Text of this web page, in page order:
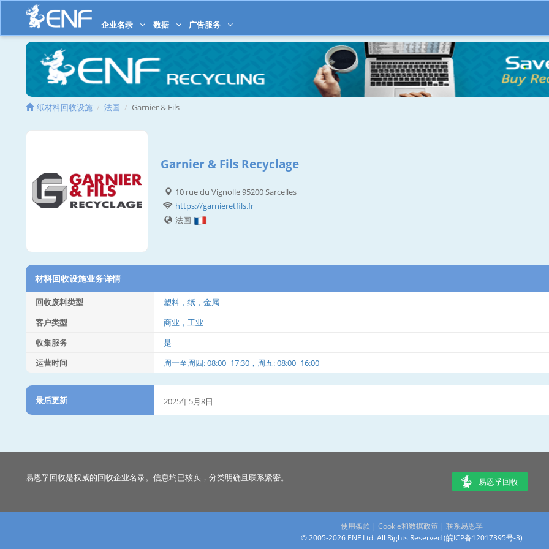
企业名录 数据 广告服务
纸材料回收设施 法国 Garnier & Fils
Garnier & Fils Recyclage
10 rue du Vignolle 95200 Sarcelles
https://garnieretfils.fr
法国
材料回收设施业务详情
回收废料类型
塑料，纸，金属
客户类型
商业，工业
收集服务
是
运营时间
周一至周四: 08:00~17:30，周五: 08:00~16:00
最后更新 2025年5月8日
易恩孚回收是权威的回收企业名录。信息均已核实，分类明确且联系紧密。 易恩孚回收
使用条款 | Cookie和数据政策 | 联系易恩孚
© 2005-2026 ENF Ltd. All Rights Reserved (皖ICP备12017395号-3)